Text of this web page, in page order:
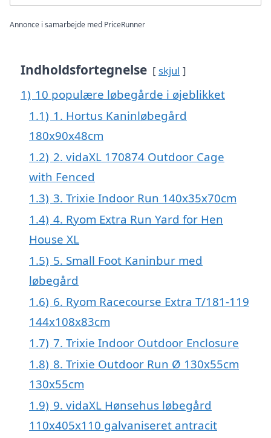
Annonce i samarbejde med PriceRunner
Indholdsfortegnelse skjul
1) 10 populære løbegårde i øjeblikket
1.1) 1. Hortus Kaninløbegård
180x90x48cm
1.2) 2. vidaXL 170874 Outdoor Cage
with Fenced
1.3) 3. Trixie Indoor Run 140x35x70cm
1.4) 4. Ryom Extra Run Yard for Hen
House XL
1.5) 5. Small Foot Kaninbur med
løbegård
1.6) 6. Ryom Racecourse Extra T/181-119
144x108x83cm
1.7) 7. Trixie Indoor Outdoor Enclosure
1.8) 8. Trixie Outdoor Run Ø 130x55cm
130x55cm
1.9) 9. vidaXL Hønsehus løbegård
110x405x110 galvaniseret antracit